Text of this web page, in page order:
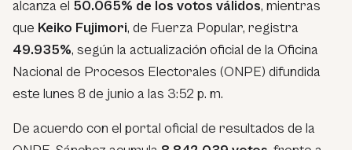
alcanza el 50.065% de los votos válidos, mientras
que Keiko Fujimori, de Fuerza Popular, registra
49.935%, según la actualización oficial de la Oficina
Nacional de Procesos Electorales (ONPE) difundida
este lunes 8 de junio a las 3:52 p. m.
De acuerdo con el portal oficial de resultados de la